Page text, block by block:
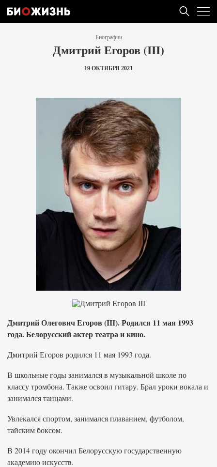
Биографии
Дмитрий Егоров (III)
19 ОКТЯБРЯ 2021
Дмитрий Олегович Егоров (III). Родился 11 мая 1993
года. Белорусский актер театра и кино.
Дмитрий Егоров родился 11 мая 1993 года.
В школьные годы занимался в музыкальной школе по
классу тромбона. Также освоил гитару. Брал уроки вокала и
занимался танцами.
Увлекался спортом, занимался плаванием, футболом,
тайским боксом.
В 2014 году окончил Белорусскую государственную
академию искусств.